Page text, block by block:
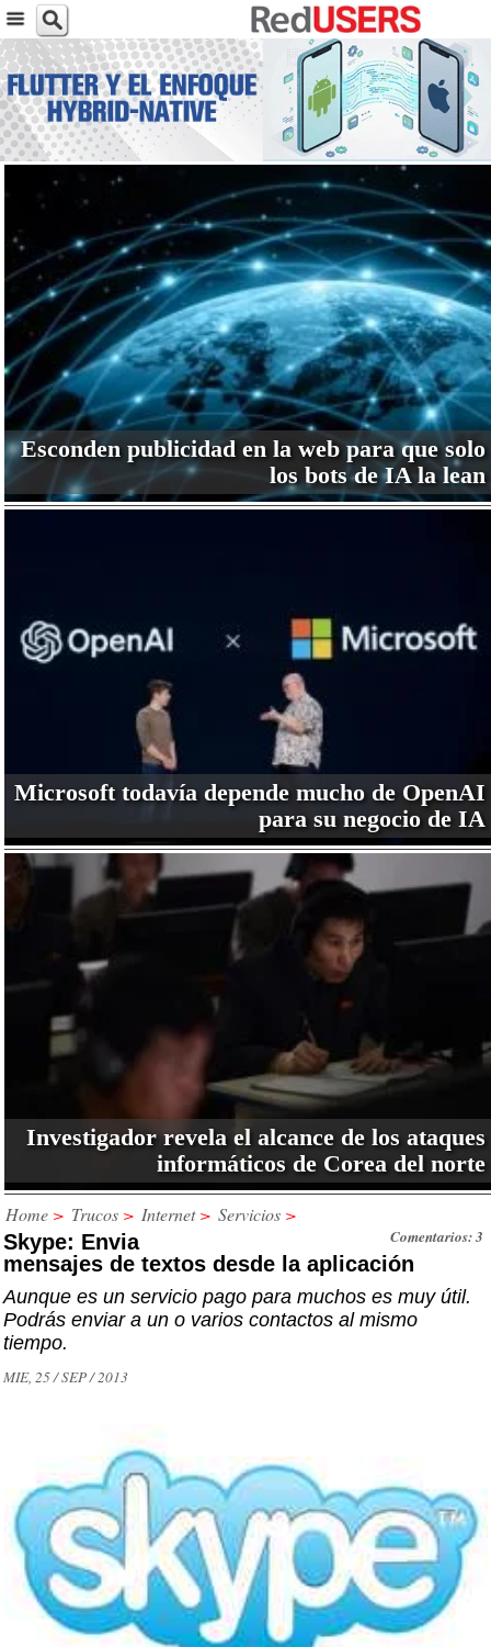
Esconden publicidad en la web para que solo
los bots de IA la lean
Microsoft todavía depende mucho de OpenAI
para su negocio de IA
Investigador revela el alcance de los ataques
informáticos de Corea del norte
Home > Trucos > Internet > Servicios >
Comentarios: 3
Skype: Envia
mensajes de textos desde la aplicación
Aunque es un servicio pago para muchos es muy útil.
Podrás enviar a un o varios contactos al mismo
tiempo.
MIE, 25 / SEP / 2013